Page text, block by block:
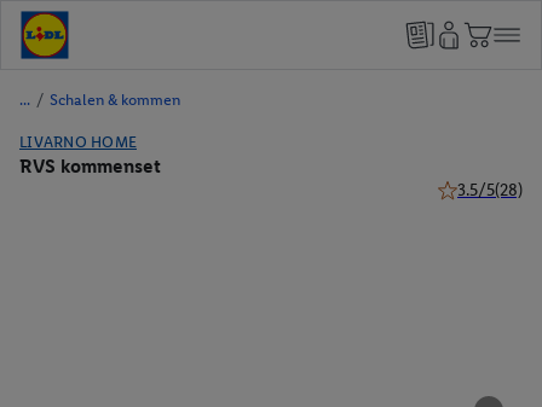
/ Schalen & kommen
LIVARNO HOME
RVS kommenset
3.5/5(28)